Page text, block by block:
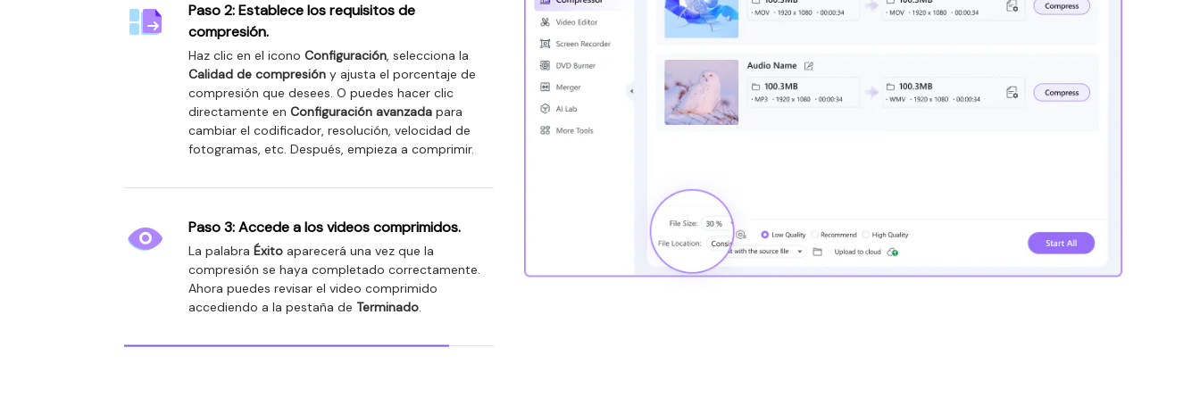
Paso 2: Establece los requisitos de
compresión.
Haz clic en el icono Configuración, selecciona la
Calidad de compresión y ajusta el porcentaje de
compresión que desees. O puedes hacer clic
directamente en Configuración avanzada para
cambiar el codificador, resolución, velocidad de
fotogramas, etc. Después, empieza a comprimir.
Paso 3: Accede a los videos comprimidos.
La palabra Éxito aparecerá una vez que la
compresión se haya completado correctamente.
Ahora puedes revisar el video comprimido
accediendo a la pestaña de Terminado.